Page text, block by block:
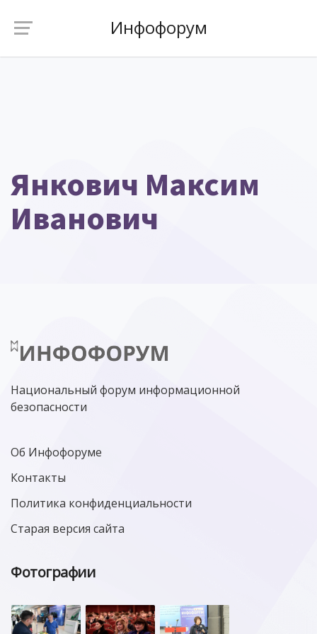
Инфофорум
Янкович Максим
Иванович
Национальный форум информационной
безопасности
Об Инфофоруме
Контакты
Политика конфиденциальности
Старая версия сайта
Фотографии